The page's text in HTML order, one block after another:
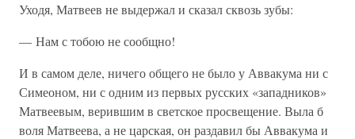
Уходя, Матвеев не выдержал и сказал сквозь зубы:
— Нам с тобою не сообщно!
И в самом деле, ничего общего не было у Аввакума ни с
Симеоном, ни с одним из первых русских «западников»
Матвеевым, верившим в светское просвещение. Выла б
воля Матвеева, а не царская, он раздавил бы Аввакума и